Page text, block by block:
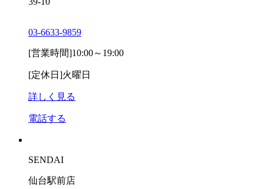
03-6633-9859
[営業時間]10:00～19:00
[定休日]火曜日
詳しく見る
電話する
SENDAI
仙台駅前店